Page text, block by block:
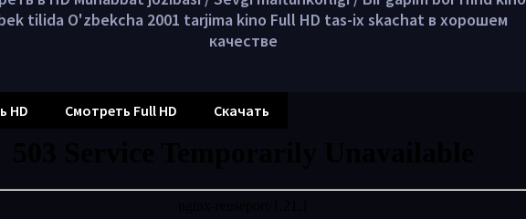
tilida O'zbekcha 2001 tarjima kino Full HD tas-ix skachat в хорошем
качестве
HD Смотреть Full HD Скачать